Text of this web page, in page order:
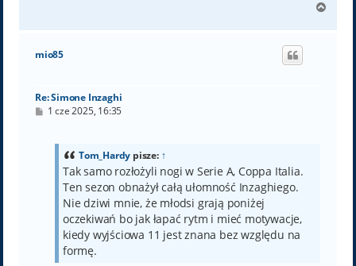
g
mio85
Re: Simone Inzaghi
P1 cze 2025, 16:35
Tom_Hardy pisze: ↑
Tak samo rozłożyli nogi w Serie A, Coppa Italia.
Ten sezon obnażył całą ułomność Inzaghiego.
Nie dziwi mnie, że młodsi grają poniżej
oczekiwań bo jak łapać rytm i mieć motywacje,
kiedy wyjściowa 11 jest znana bez względu na
formę.